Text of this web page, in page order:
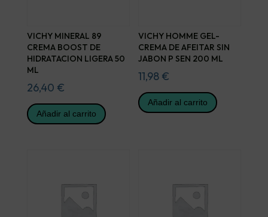
VICHY MINERAL 89
CREMA BOOST DE
HIDRATACION LIGERA 50
ML
26,40 €
Añadir al carrito
VICHY HOMME GEL-
CREMA DE AFEITAR SIN
JABON P SEN 200 ML
11,98 €
Añadir al carrito